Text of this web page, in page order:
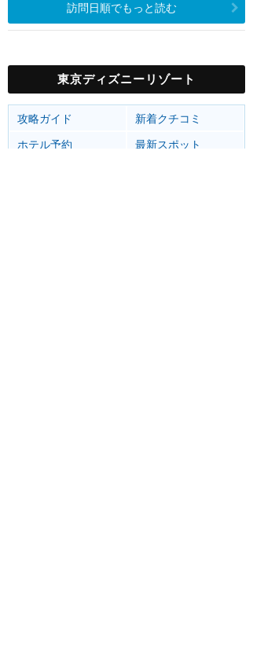
訪問日順でもっと読む
東京ディズニーリゾート
攻略ガイド
新着クチコミ
ホテル予約
最新スポット